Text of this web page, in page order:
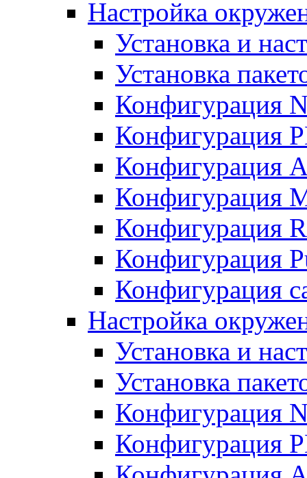
Настройка
Установка и
Установка
Конфигурация
Конфигурация
Конфигурация
Конфигурация
Конфигурация
Конфигурация
Конфигурация
Настройка
Установка и
Установка
Конфигурация
Конфигурация